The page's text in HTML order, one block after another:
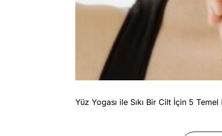
Yüz Yogası ile Sıkı Bir Cilt İçin 5